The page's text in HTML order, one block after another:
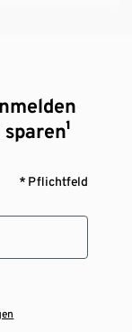
* Pflichtfeld